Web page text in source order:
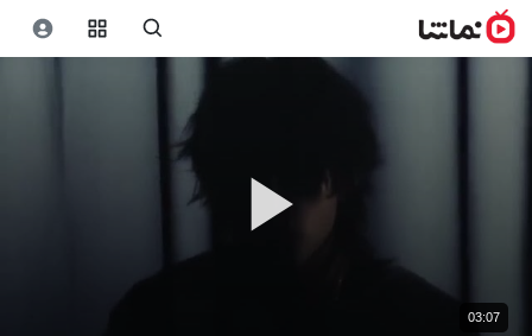
03:07